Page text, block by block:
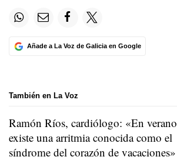
Añade a La Voz de Galicia en Google
También en La Voz
Ramón Ríos, cardiólogo: «En verano
existe una arritmia conocida como el
síndrome del corazón de vacaciones»